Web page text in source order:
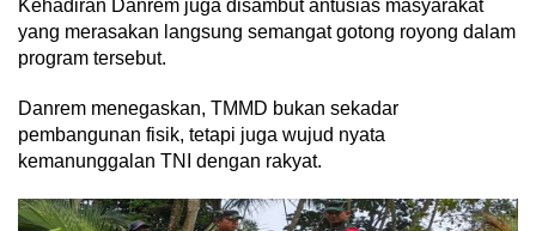
Kehadiran Danrem juga disambut antusias masyarakat
yang merasakan langsung semangat gotong royong dalam
program tersebut.
Danrem menegaskan, TMMD bukan sekadar
pembangunan fisik, tetapi juga wujud nyata
kemanunggalan TNI dengan rakyat.